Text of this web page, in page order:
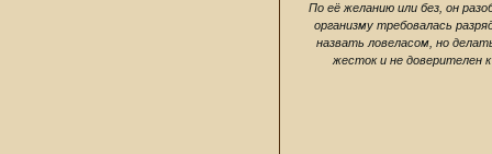
По её желанию или без, он
организму требовалась
назвать ловеласом, но
жесток и не доверителен